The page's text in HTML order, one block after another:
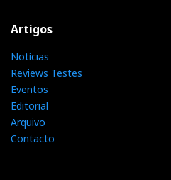
Artigos
Notícias
Reviews Testes
Eventos
Editorial
Arquivo
Contacto